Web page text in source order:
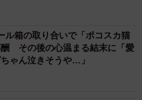
ル箱の取り合いで「ポコスカ猫
その後の心温まる結末に「愛
ゃん泣きそうや…」